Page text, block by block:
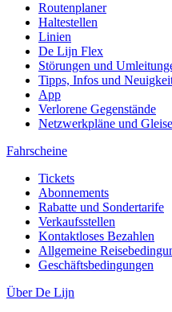
Routenplaner
Haltestellen
Linien
De Lijn Flex
Störungen und
Tipps, Infos und
App
Verlorene Gegenstände
Netzwerkpläne und
Fahrscheine
Tickets
Abonnements
Rabatte und Sondertarife
Verkaufsstellen
Kontaktloses Bezahlen
Allgemeine
Geschäftsbedingungen
Über De Lijn